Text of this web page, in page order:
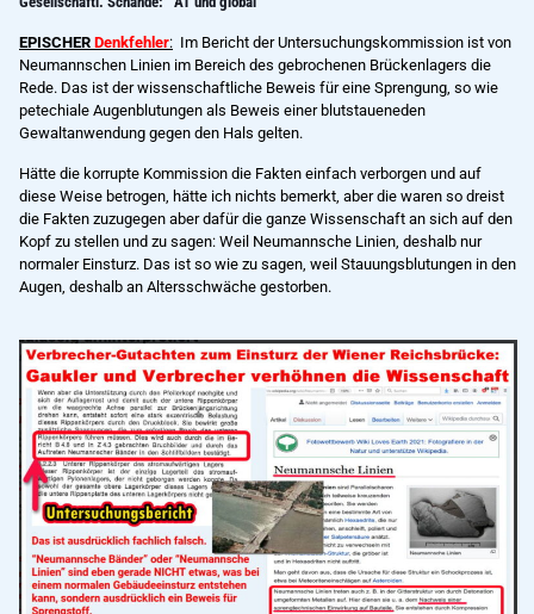
EPISCHER Denkfehler: Im Bericht der Untersuchungskommission ist von
Neumannschen Linien im Bereich des gebrochenen Brückenlagers die
Rede. Das ist der wissenschaftliche Beweis für eine Sprengung, so wie
petechiale Augenblutungen als Beweis einer blutstaueneden
Gewaltanwendung gegen den Hals gelten.
Hätte die korrupte Kommission die Fakten einfach verborgen und auf
diese Weise betrogen, hätte ich nichts bemerkt, aber die waren so dreist
die Fakten zuzugegen aber dafür die ganze Wissenschaft an sich auf den
Kopf zu stellen und zu sagen: Weil Neumannsche Linien, deshalb nur
normaler Einsturz. Das ist so wie zu sagen, weil Stauungsblutungen in den
Augen, deshalb an Altersschwäche gestorben.